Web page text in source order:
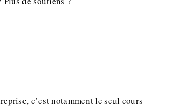
c’est notamment le seul cours